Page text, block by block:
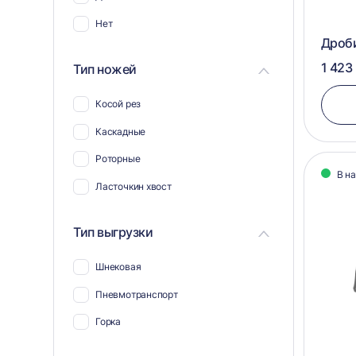
Нет
Тип ножей
Косой рез
Каскадные
Роторные
Ласточкин хвост
Тип выгрузки
Шнековая
Пневмотранспорт
Горка
1
В